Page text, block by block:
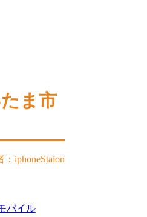
ま市
：iphoneStaion